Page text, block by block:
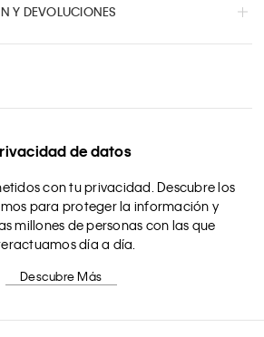
Y DEVOLUCIONES
de datos
con tu privacidad. Descubre los
para proteger la información y
millones de personas con las que
día a día.
Descubre Más